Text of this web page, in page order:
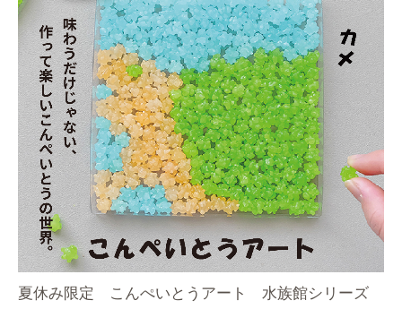
夏休み限定 こんぺいとうアート 水族館シリーズ